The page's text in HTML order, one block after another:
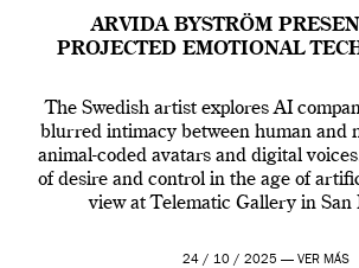
ARVIDA BYSTRÖM
PROJECTED EMOTIONAL
The Swedish artist explores AI
blurred intimacy between human and
animal-coded avatars and digital
of desire and control in the age of
view at Telematic Gallery in San
24 / 10 / 2025 — VER MÁS